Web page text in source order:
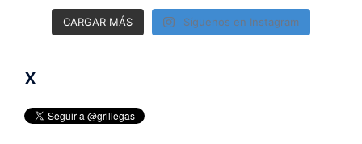
CARGAR MÁS Síguenos en Instagram
X